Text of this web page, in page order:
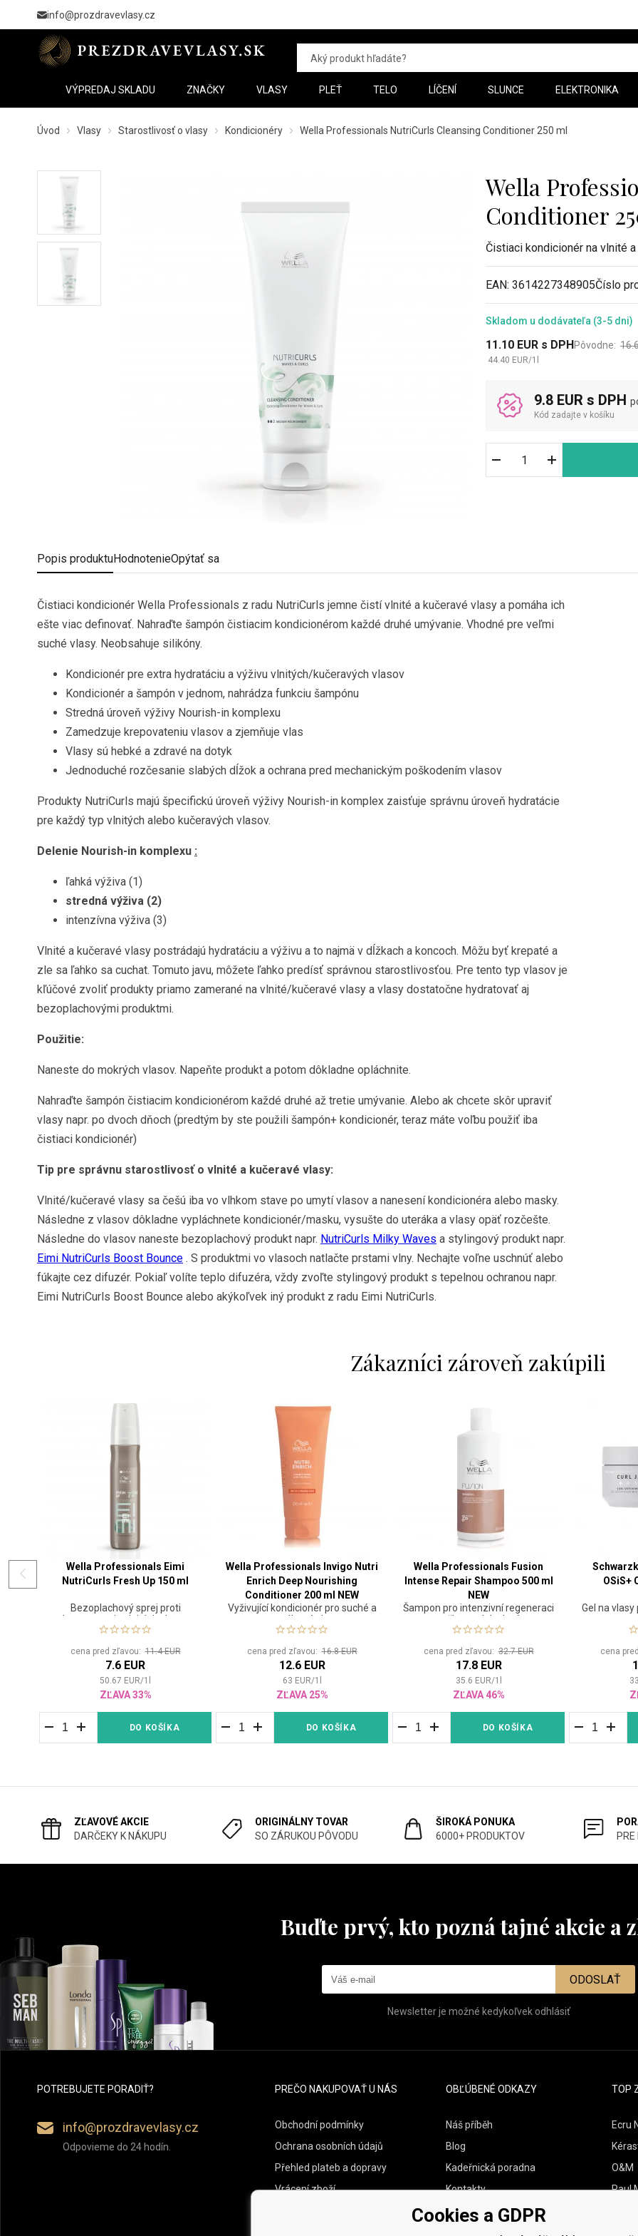
info@prozdravevlasy.cz
VÝPREDAJ SKLADU ZNAČKY VLASY PLEŤ TELO LÍČENÍ SLUNCE ELEKTRONIKA
Úvod Vlasy Starostlivosť o vlasy Kondicionéry Wella Professionals NutriCurls Cleansing Conditioner 250 ml
Wella
Conditioner
Čistiaci kondicionér na vlnité
EAN: 3614227348905Číslo
Skladom u dodávateľa (3-5 dni)
11.10 EUR s DPH
44.40 EUR/1
Pôvodne:
9.8 EUR s DPH
Kód zadajte v košíku
Popis produktuHodnotenieOpýtať sa
Čistiaci kondicionér Wella Professionals z radu NutriCurls jemne čistí vlnité a kučeravé vlasy a pomáha ich
ešte viac definovať. Nahraďte šampón čistiacim kondicionérom každé druhé umývanie. Vhodné pre veľmi
suché vlasy. Neobsahuje silikóny.
Kondicionér pre extra hydratáciu a výživu vlnitých/kučeravých vlasov
Kondicionér a šampón v jednom, nahrádza funkciu šampónu
Stredná úroveň výživy Nourish-in komplexu
Zamedzuje krepovateniu vlasov a zjemňuje vlas
Vlasy sú hebké a zdravé na dotyk
Jednoduché rozčesanie slabých dĺžok a ochrana pred mechanickým poškodením vlasov
Produkty NutriCurls majú špecifickú úroveň výživy Nourish-in komplex zaisťuje správnu úroveň hydratácie
pre každý typ vlnitých alebo kučeravých vlasov.
Delenie Nourish-in komplexu :
ľahká výživa (1)
stredná výživa (2)
intenzívna výživa (3)
Vlnité a kučeravé vlasy postrádajú hydratáciu a výživu a to najmä v dĺžkach a koncoch. Môžu byť krepaté a
zle sa ľahko sa cuchat. Tomuto javu, môžete ľahko predísť správnou starostlivosťou. Pre tento typ vlasov je
kľúčové zvoliť produkty priamo zamerané na vlnité/kučeravé vlasy a vlasy dostatočne hydratovať aj
bezoplachovými produktmi.
Použitie:
Naneste do mokrých vlasov. Napeňte produkt a potom dôkladne opláchnite.
Nahraďte šampón čistiacim kondicionérom každé druhé až tretie umývanie. Alebo ak chcete skôr upraviť
vlasy napr. po dvoch dňoch (predtým by ste použili šampón+ kondicionér, teraz máte voľbu použiť iba
čistiaci kondicionér)
Tip pre správnu starostlivosť o vlnité a kučeravé vlasy:
Vlnité/kučeravé vlasy sa češú iba vo vlhkom stave po umytí vlasov a nanesení kondicionéra alebo masky.
Následne z vlasov dôkladne vypláchnete kondicionér/masku, vysušte do uteráka a vlasy opäť rozčešte.
Následne do vlasov naneste bezoplachový produkt napr. NutriCurls Milky Waves a stylingový produkt napr.
Eimi NutriCurls Boost Bounce . S produktmi vo vlasoch natlačte prstami vlny. Nechajte voľne uschnúť alebo
fúkajte cez difuzér. Pokiaľ volíte teplo difuzéra, vždy zvoľte stylingový produkt s tepelnou ochranou napr.
Eimi NutriCurls Boost Bounce alebo akýkoľvek iný produkt z radu Eimi NutriCurls.
Zákazníci zároveň zakúpili
Wella Professionals Eimi
NutriCurls Fresh Up 150 ml
Bezoplachový sprej proti
krepovateniu vlnitých vlasov
cena pred zľavou:11.4 EUR
7.6 EUR
50.67 EUR/1
ZĽAVA 33%
DO KOŠÍKA
Wella Professionals Invigo Nutri
Enrich Deep Nourishing
Conditioner 200 ml NEW
Vyživující kondicionér pro suché a
namáhané vlasy
cena pred zľavou:16.8 EUR
12.6 EUR
63 EUR/1
ZĽAVA 25%
DO KOŠÍKA
Wella Professionals Fusion
Intense Repair Shampoo 500 ml
NEW
Šampon pro intenzivní regeneraci
poškozených vlasů
cena pred zľavou:32.7 EUR
17.8 EUR
35.6 EUR/1
ZĽAVA 46%
DO KOŠÍKA
OSiS+
Gel na
cena
ZĽAVOVÉ AKCIE
DARČEKY K NÁKUPU
ORIGINÁLNY TOVAR
SO ZÁRUKOU PÔVODU
ŠIROKÁ PONUKA
6000+ PRODUKTOV
Buďte prvý, kto pozná tajné akcie a
ODOSLAŤ
Newsletter je možné kedykoľvek odhlásiť
POTREBUJETE PORADIŤ?
info@prozdravevlasy.cz
Odpovieme do 24 hodín.
PREČO NAKUPOVAŤ U NÁS
Obchodní podmínky
Ochrana osobních údajů
Přehled plateb a dopravy
Vrácení zboží
OBĽÚBENÉ ODKAZY
Náš příběh
Blog
Kadeřnická poradna
Kontakty
Vzorky zdarma
TOP
Ecru
O&M
Paul
Cookies a GDPR